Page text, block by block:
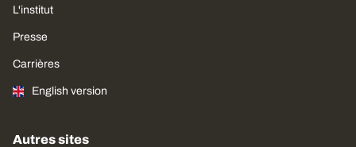
L'institut
Presse
Carrières
English version
Autres sites